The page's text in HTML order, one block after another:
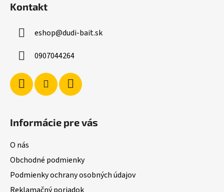
Kontakt
eshop@dudi-bait.sk
0907044264
Informácie pre vás
O nás
Obchodné podmienky
Podmienky ochrany osobných údajov